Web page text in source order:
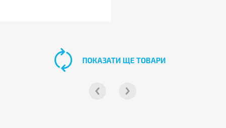
ПОКАЗАТИ ЩЕ ТОВАРИ